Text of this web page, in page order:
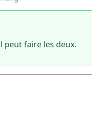
peut faire les deux.